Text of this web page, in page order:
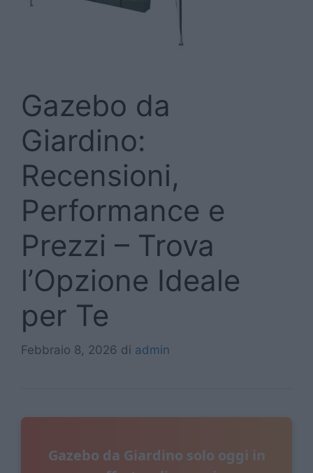
Gazebo da
Giardino:
Recensioni,
Performance e
Prezzi – Trova
l’Opzione Ideale
per Te
Febbraio 8, 2026 di admin
Gazebo da Giardino solo oggi in